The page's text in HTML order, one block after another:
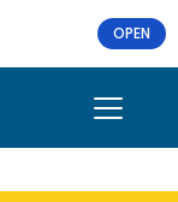
OPEN